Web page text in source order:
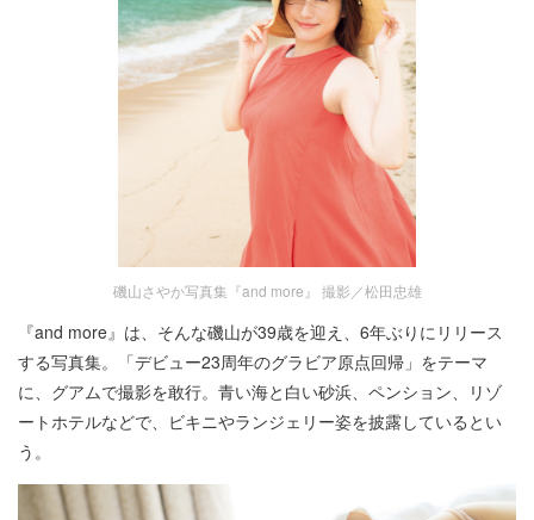
磯山さやか写真集『and more』 撮影／松田忠雄
『and more』は、そんな磯山が39歳を迎え、6年ぶりにリリース
する写真集。「デビュー23周年のグラビア原点回帰」をテーマ
に、グアムで撮影を敢行。青い海と白い砂浜、ペンション、リゾ
ートホテルなどで、ビキニやランジェリー姿を披露しているとい
う。